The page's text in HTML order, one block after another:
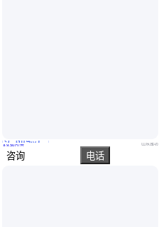
小型自助割草船 水面保洁水花生清理船 河道除草船
实地验厂
￥9.50万/台 山东潍坊
咨询 电话